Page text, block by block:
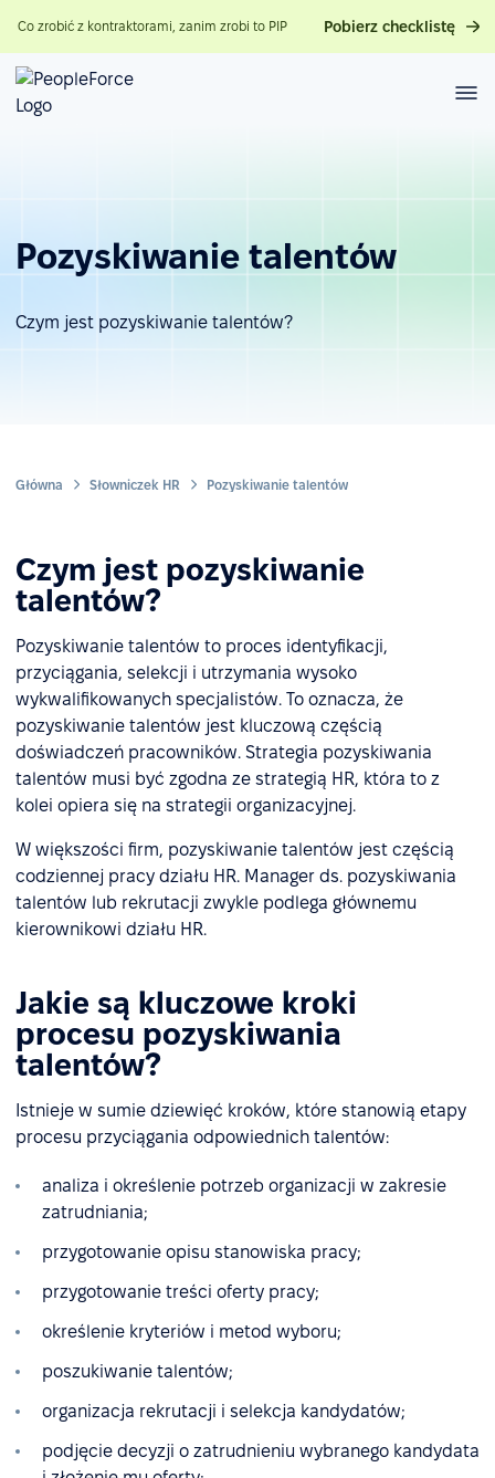
Co zrobić z kontraktorami, zanim zrobi to PIP Pobierz checklistę
Pozyskiwanie talentów
Czym jest pozyskiwanie talentów?
Główna Słowniczek HR Pozyskiwanie talentów
Czym jest pozyskiwanie
talentów?
Pozyskiwanie talentów to proces identyfikacji,
przyciągania, selekcji i utrzymania wysoko
wykwalifikowanych specjalistów. To oznacza, że
pozyskiwanie talentów jest kluczową częścią
doświadczeń pracowników. Strategia pozyskiwania
talentów musi być zgodna ze strategią HR, która to z
kolei opiera się na strategii organizacyjnej.
W większości firm, pozyskiwanie talentów jest częścią
codziennej pracy działu HR. Manager ds. pozyskiwania
talentów lub rekrutacji zwykle podlega głównemu
kierownikowi działu HR.
Jakie są kluczowe kroki
procesu pozyskiwania
talentów?
Istnieje w sumie dziewięć kroków, które stanowią etapy
procesu przyciągania odpowiednich talentów:
analiza i określenie potrzeb organizacji w zakresie
zatrudniania;
przygotowanie opisu stanowiska pracy;
przygotowanie treści oferty pracy;
określenie kryteriów i metod wyboru;
poszukiwanie talentów;
organizacja rekrutacji i selekcja kandydatów;
podjęcie decyzji o zatrudnieniu wybranego kandydata